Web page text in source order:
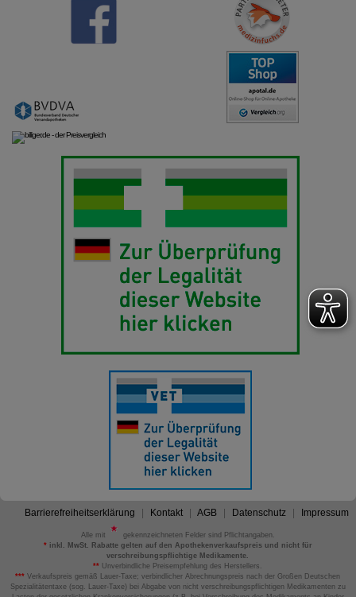
Barrierefreiheitserklärung Kontakt AGB Datenschutz Impressum
Alle mit
gekennzeichneten Felder sind Pflichtangaben.
*inkl. MwSt. Rabatte gelten auf den Apothekenverkaufspreis und nicht für
verschreibungspflichtige Medikamente.
** Unverbindliche Preisempfehlung des Herstellers.
*** Verkaufspreis gemäß Lauer-Taxe; verbindlicher Abrechnungspreis nach der Großen Deutschen
Spezialitätentaxe (sog. Lauer-Taxe) bei Abgabe von nicht verschreibungspflichtigen Medikamenten zu